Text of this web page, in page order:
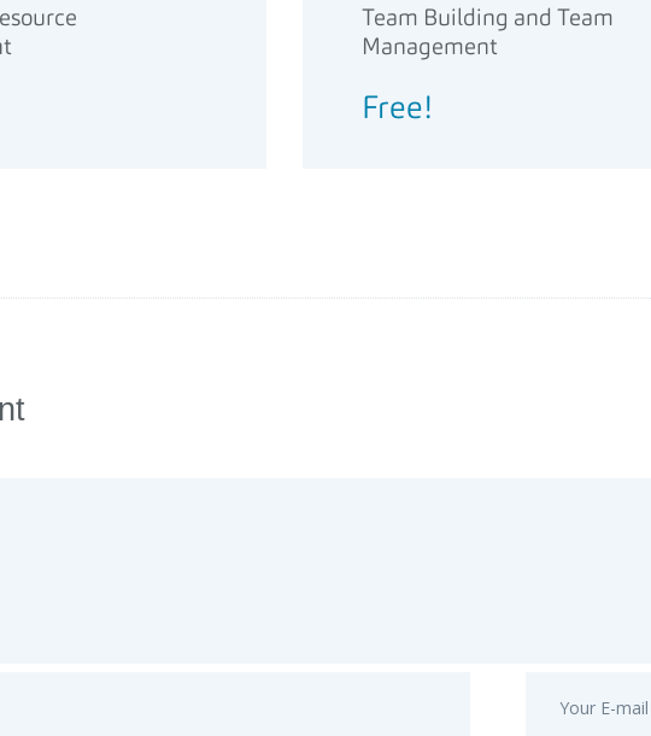
Team Building and Team
Management
Free!